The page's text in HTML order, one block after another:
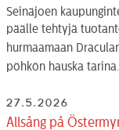
Seinäjoen
päälle tehtyjä
hurmaamaan
pöhkön hauska
27.5.2026
Allsång på